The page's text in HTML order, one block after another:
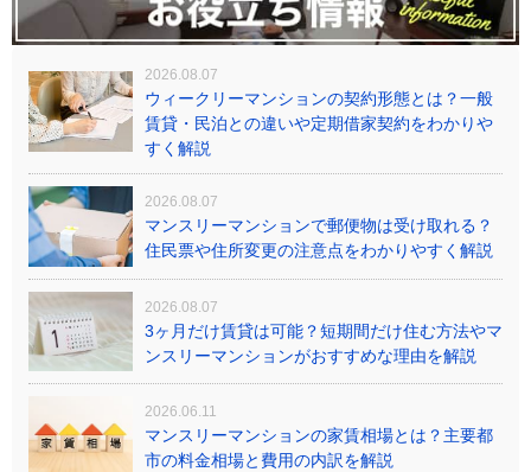
2026.08.07
ウィークリーマンションの契約形態とは？一般
賃貸・民泊との違いや定期借家契約をわかりや
すく解説
2026.08.07
マンスリーマンションで郵便物は受け取れる？
住民票や住所変更の注意点をわかりやすく解説
2026.08.07
3ヶ月だけ賃貸は可能？短期間だけ住む方法やマ
ンスリーマンションがおすすめな理由を解説
2026.06.11
マンスリーマンションの家賃相場とは？主要都
市の料金相場と費用の内訳を解説